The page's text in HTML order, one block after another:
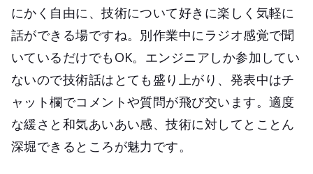
にかく自由に、技術について好きに楽しく気軽に
話ができる場ですね。別作業中にラジオ感覚で聞
いているだけでもOK。エンジニアしか参加してい
ないので技術話はとても盛り上がり、発表中はチ
ャット欄でコメントや質問が飛び交います。適度
な緩さと和気あいあい感、技術に対してとことん
深堀できるところが魅力です。